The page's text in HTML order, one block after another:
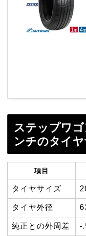
ステップワ
ンチのタイ
項目
タイヤサイズ
タイヤ外径
純正との外周差 -